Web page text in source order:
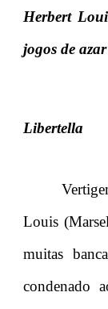
Herbert
jogos de azar
Louis
muitas
condenado